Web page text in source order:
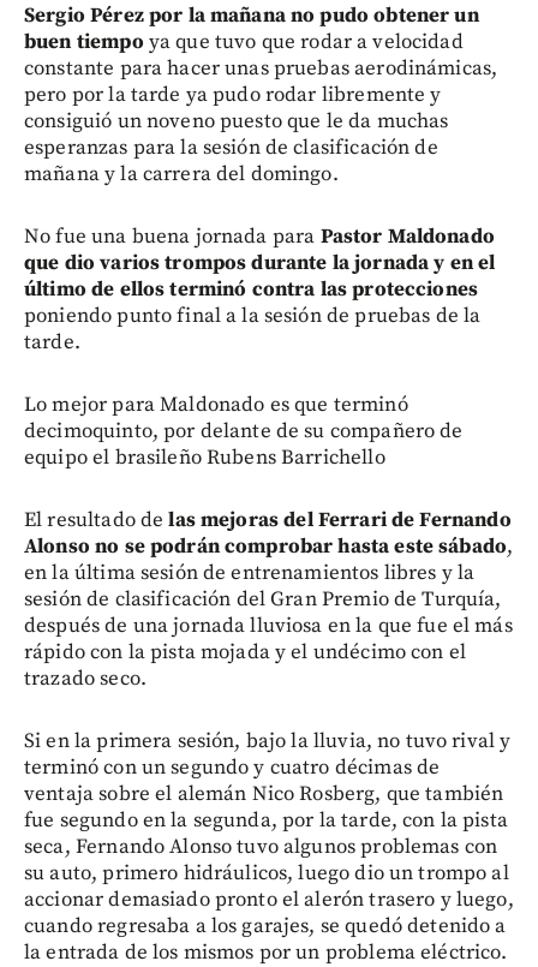
Sergio Pérez por la mañana no pudo obtener un
buen tiempo ya que tuvo que rodar a velocidad
constante para hacer unas pruebas aerodinámicas,
pero por la tarde ya pudo rodar libremente y
consiguió un noveno puesto que le da muchas
esperanzas para la sesión de clasificación de
mañana y la carrera del domingo.
No fue una buena jornada para Pastor Maldonado
que dio varios trompos durante la jornada y en el
último de ellos terminó contra las protecciones
poniendo punto final a la sesión de pruebas de la
tarde.
Lo mejor para Maldonado es que terminó
decimoquinto, por delante de su compañero de
equipo el brasileño Rubens Barrichello
El resultado delas mejoras del Ferrari de Fernando
Alonso no se podrán comprobar hasta este sábado,
en la última sesión de entrenamientos libres y la
sesión de clasificación del Gran Premio de Turquía,
después de una jornada lluviosa en la que fue el más
rápido con la pista mojada y el undécimo con el
trazado seco.
Si en la primera sesión, bajo la lluvia, no tuvo rival y
terminó con un segundo y cuatro décimas de
ventaja sobre el alemán Nico Rosberg, que también
fue segundo en la segunda, por la tarde, con la pista
seca, Fernando Alonso tuvo algunos problemas con
su auto, primero hidráulicos, luego dio un trompo al
accionar demasiado pronto el alerón trasero y luego,
cuando regresaba a los garajes, se quedó detenido a
la entrada de los mismos por un problema eléctrico.